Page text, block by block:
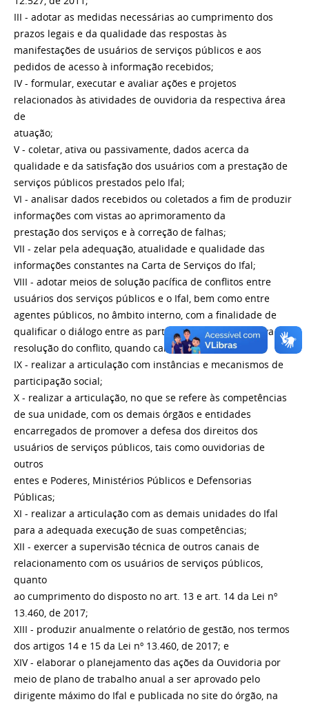
III - adotar as medidas necessárias ao cumprimento dos
prazos legais e da qualidade das respostas às
manifestações de usuários de serviços públicos e aos
pedidos de acesso à informação recebidos;
IV - formular, executar e avaliar ações e projetos
relacionados às atividades de ouvidoria da respectiva área
de
atuação;
V - coletar, ativa ou passivamente, dados acerca da
qualidade e da satisfação dos usuários com a prestação de
serviços públicos prestados pelo Ifal;
VI - analisar dados recebidos ou coletados a fim de produzir
informações com vistas ao aprimoramento da
prestação dos serviços e à correção de falhas;
VII - zelar pela adequação, atualidade e qualidade das
informações constantes na Carta de Serviços do Ifal;
VIII - adotar meios de solução pacífica de conflitos entre
usuários dos serviços públicos e o Ifal, bem como entre
agentes públicos, no âmbito interno, com a finalidade de
qualificar o diálogo entre as partes e tornar mais efetiva a
resolução do conflito, quando cabível;
IX - realizar a articulação com instâncias e mecanismos de
participação social;
X - realizar a articulação, no que se refere às competências
de sua unidade, com os demais órgãos e entidades
encarregados de promover a defesa dos direitos dos
usuários de serviços públicos, tais como ouvidorias de
outros
entes e Poderes, Ministérios Públicos e Defensorias
Públicas;
XI - realizar a articulação com as demais unidades do Ifal
para a adequada execução de suas competências;
XII - exercer a supervisão técnica de outros canais de
relacionamento com os usuários de serviços públicos,
quanto
ao cumprimento do disposto no art. 13 e art. 14 da Lei nº
13.460, de 2017;
XIII - produzir anualmente o relatório de gestão, nos termos
dos artigos 14 e 15 da Lei nº 13.460, de 2017; e
XIV - elaborar o planejamento das ações da Ouvidoria por
meio de plano de trabalho anual a ser aprovado pelo
dirigente máximo do Ifal e publicada no site do órgão, na